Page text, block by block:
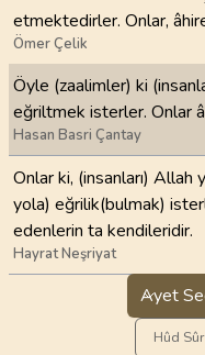
etmektedirler. Onlar,
Ömer Çelik
Öyle (zaalimler) ki
eğriltmek isterler. Onlar
Hasan Basri Çantay
Onlar ki, (insanları) Allah
yola) eğrilik(bulmak)
edenlerin ta kendileridir.
Hayrat Neşriyat
Ayet
Hûd